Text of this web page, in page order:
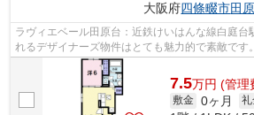
大阪府四條畷市田
ラヴィエベール田原台：近鉄けいはんな線白庭台
れるデザイナーズ物件はとても魅力的で素敵です
イント。初期費用はカードで決済いた...
7.5万円 (管理
敷金 0ヶ月